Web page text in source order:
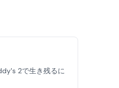
2で生き残るに